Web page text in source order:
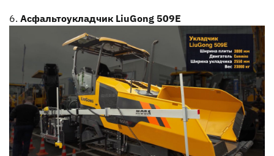
Асфальтоукладчик LiuGong 509E